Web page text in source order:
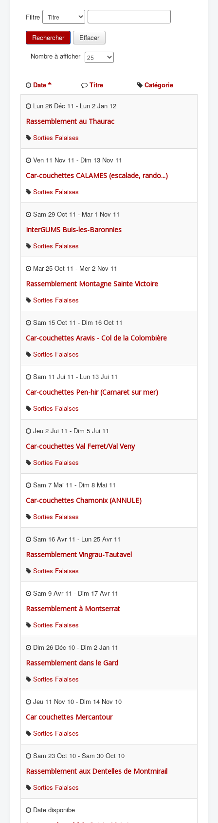
Filtre
Rechercher
Effacer
Nombre à afficher
Date Titre Catégorie
Lun 26 Déc 11 - Lun 2 Jan 12
Rassemblement au Thaurac
Sorties Falaises
Ven 11 Nov 11 - Dim 13 Nov 11
Car-couchettes CALAMES (escalade, rando...)
Sorties Falaises
Sam 29 Oct 11 - Mar 1 Nov 11
InterGUMS Buis-les-Baronnies
Sorties Falaises
Mar 25 Oct 11 - Mer 2 Nov 11
Rassemblement Montagne Sainte Victoire
Sorties Falaises
Sam 15 Oct 11 - Dim 16 Oct 11
Car-couchettes Aravis - Col de la Colombière
Sorties Falaises
Sam 11 Jui 11 - Lun 13 Jui 11
Car-couchettes Pen-hir (Camaret sur mer)
Sorties Falaises
Jeu 2 Jui 11 - Dim 5 Jui 11
Car-couchettes Val Ferret/Val Veny
Sorties Falaises
Sam 7 Mai 11 - Dim 8 Mai 11
Car-couchettes Chamonix (ANNULE)
Sorties Falaises
Sam 16 Avr 11 - Lun 25 Avr 11
Rassemblement Vingrau-Tautavel
Sorties Falaises
Sam 9 Avr 11 - Dim 17 Avr 11
Rassemblement à Montserrat
Sorties Falaises
Dim 26 Déc 10 - Dim 2 Jan 11
Rassemblement dans le Gard
Sorties Falaises
Jeu 11 Nov 10 - Dim 14 Nov 10
Car couchettes Mercantour
Sorties Falaises
Sam 23 Oct 10 - Sam 30 Oct 10
Rassemblement aux Dentelles de Montmirail
Sorties Falaises
Date disponibe